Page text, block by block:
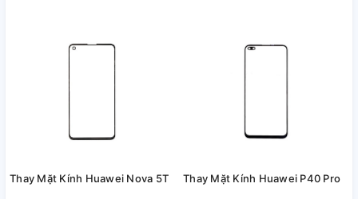
Thay Mặt Kính Huawei Nova 5T Thay Mặt Kính Huawei P40 Pro